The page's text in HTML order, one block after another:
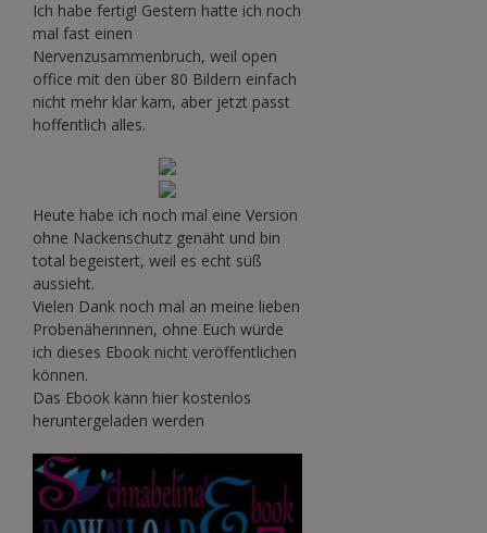
Ich habe fertig! Gestern hatte ich noch
mal fast einen
Nervenzusammenbruch, weil open
office mit den über 80 Bildern einfach
nicht mehr klar kam, aber jetzt passt
hoffentlich alles.
Heute habe ich noch mal eine Version
ohne Nackenschutz genäht und bin
total begeistert, weil es echt süß
aussieht.
Vielen Dank noch mal an meine lieben
Probenäherinnen, ohne Euch würde
ich dieses Ebook nicht veröffentlichen
können.
Das Ebook kann hier kostenlos
heruntergeladen werden